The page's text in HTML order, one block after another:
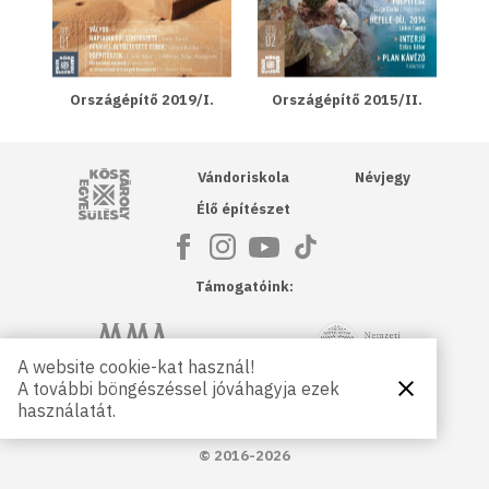
Országépítő 2019/I. Országépítő 2015/II.
Kós Károly Egyesülés
Vándoriskola
Élő építészet
Névjegy
Támogatóink:
Magyar Művészeti Akadémia NKA
Petőfi Kulturális Ügynökség
© 2016-2026
A website cookie-kat használ!
A további böngészéssel jóváhagyja ezek
használatát.
Bezárás